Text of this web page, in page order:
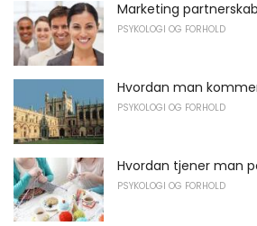
Marketing
PSYKOLOGI OG FORHOLD
Hvordan man
PSYKOLOGI OG FORHOLD
Hvordan tjener man
PSYKOLOGI OG FORHOLD